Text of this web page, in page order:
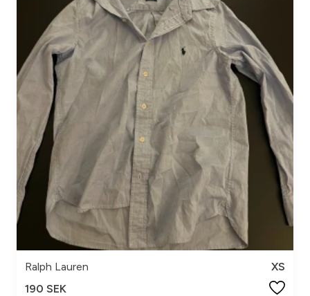
Ralph Lauren
XS
190 SEK